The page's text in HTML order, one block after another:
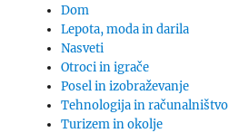
Dom
Lepota, moda in darila
Nasveti
Otroci in igrače
Posel in izobraževanje
Tehnologija in računalništvo
Turizem in okolje